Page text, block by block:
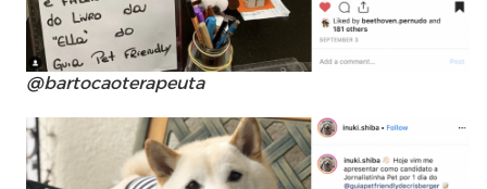
@bartocaoterapeuta